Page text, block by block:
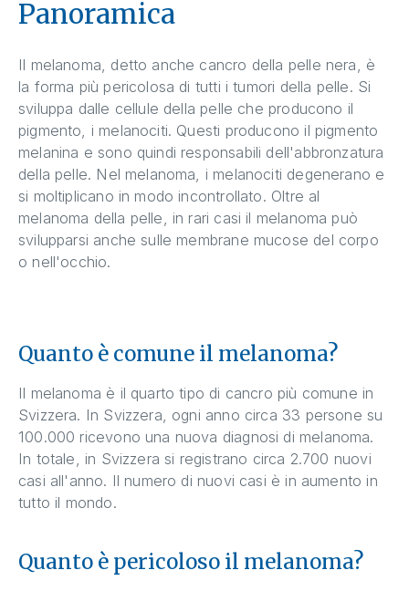
Panoramica
Il melanoma, detto anche cancro della pelle nera, è
la forma più pericolosa di tutti i tumori della pelle. Si
sviluppa dalle cellule della pelle che producono il
pigmento, i melanociti. Questi producono il pigmento
melanina e sono quindi responsabili dell'abbronzatura
della pelle. Nel melanoma, i melanociti degenerano e
si moltiplicano in modo incontrollato. Oltre al
melanoma della pelle, in rari casi il melanoma può
svilupparsi anche sulle membrane mucose del corpo
o nell'occhio.
Quanto è comune il melanoma?
Il melanoma è il quarto tipo di cancro più comune in
Svizzera. In Svizzera, ogni anno circa 33 persone su
100.000 ricevono una nuova diagnosi di melanoma.
In totale, in Svizzera si registrano circa 2.700 nuovi
casi all'anno. Il numero di nuovi casi è in aumento in
tutto il mondo.
Quanto è pericoloso il melanoma?